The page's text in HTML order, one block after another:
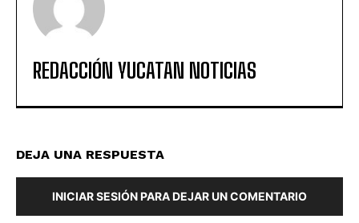
REDACCIÓN YUCATAN NOTICIAS
DEJA UNA RESPUESTA
INICIAR SESIÓN PARA DEJAR UN COMENTARIO